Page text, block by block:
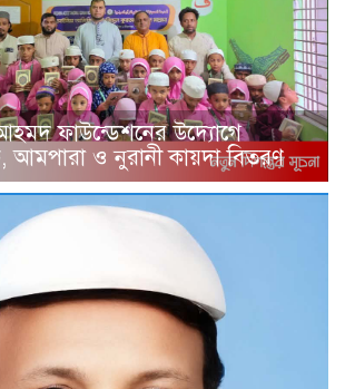
ফাউন্ডেশনের উদ্যোগে
ও নুরানী কায়দা বিতরণ